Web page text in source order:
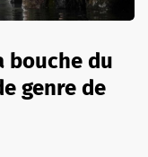
bouche du
genre de